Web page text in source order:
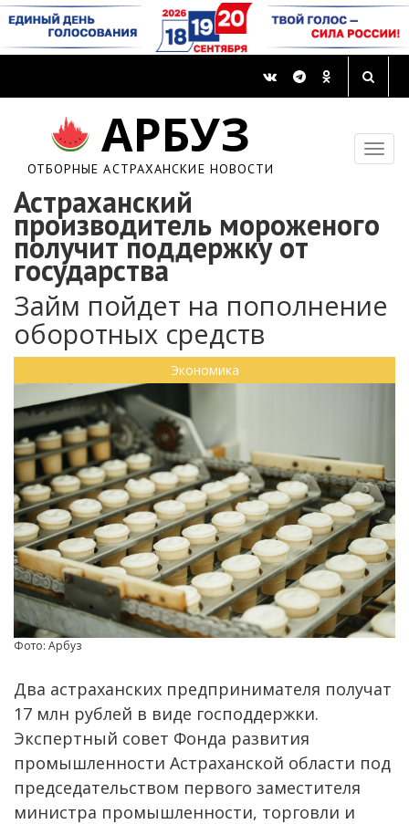
АРБУЗ
ОТБОРНЫЕ АСТРАХАНСКИЕ НОВОСТИ
Астраханский
производитель мороженого
получит поддержку от
государства
Займ пойдет на пополнение
оборотных средств
Экономика
Фото: Арбуз
Два астраханских предпринимателя получат
17 млн рублей в виде господдержки.
Экспертный совет Фонда развития
промышленности Астраханской области под
председательством первого заместителя
министра промышленности, торговли и